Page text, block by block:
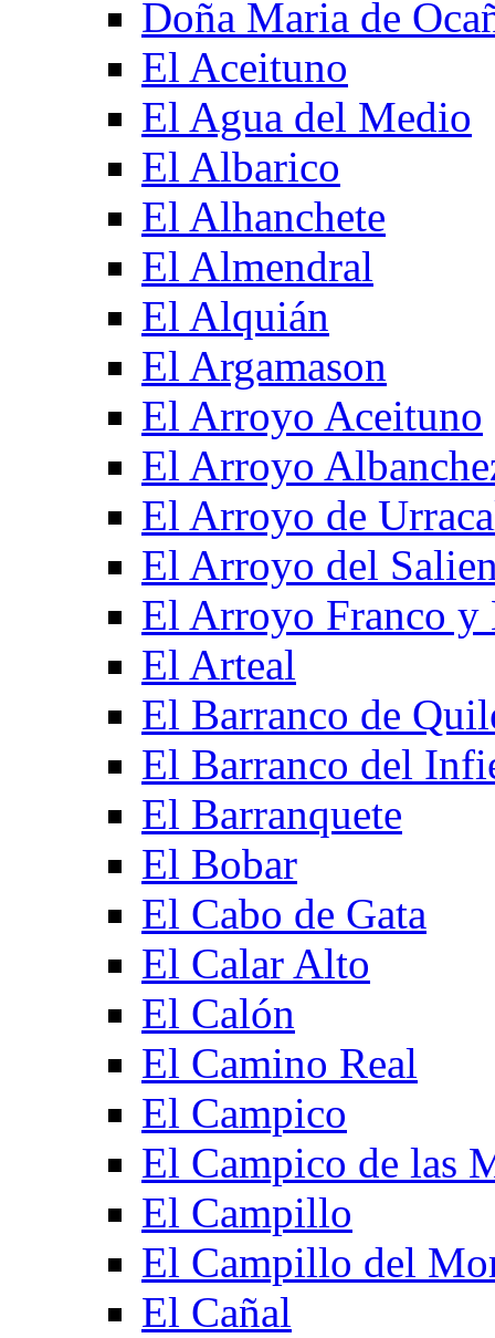
Doña Maria de
El Aceituno
El Agua del Medio
El Albarico
El Alhanchete
El Almendral
El Alquián
El Argamason
El Arroyo Aceituno
El Arroyo
El Arroyo de
El Arroyo del
El Arroyo Franco y
El Arteal
El Barranco de
El Barranco del
El Barranquete
El Bobar
El Cabo de Gata
El Calar Alto
El Calón
El Camino Real
El Campico
El Campico de las
El Campillo
El Campillo del
El Cañal